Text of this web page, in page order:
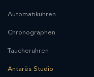
Automatikuhren
Chronographen
Taucheruhren
Antarès Studio